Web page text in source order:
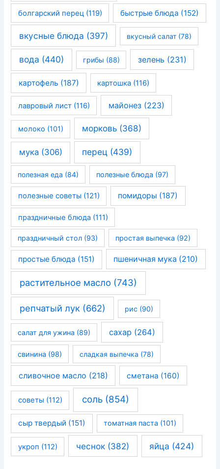
болгарский перец(119) быстрые блюда (152)
вкусные блюда (397) вкусный салат (78)
вода (440) грибы (88) зелень (231)
картофель (187) картошка (116)
лавровый лист(116) майонез(223)
молоко (101) морковь(368)
мука(306) перец (439)
полезная еда (84) полезные блюда (97)
полезные советы (121) помидоры (187)
праздничные блюда(111)
праздничный стол (93) простая выпечка (92)
простые блюда (151) пшеничная мука (210)
растительное масло (743)
репчатый лук(662) рис (90)
салат для ужина (89) сахар (264)
свинина (98) сладкая выпечка (78)
сливочное масло (218) сметана (160)
советы (112) соль(854)
сыр твердый (151) томатная паста (101)
укроп (112) чеснок (382) яйца (424)